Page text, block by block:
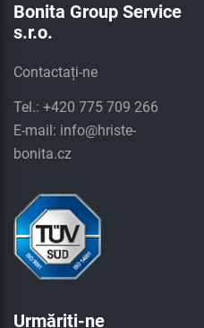
Bonita Group Service
s.r.o.
Contactați-ne
Tel.: +420 775 709 266
E-mail: info@hriste-
bonita.cz
Urmăriți-ne